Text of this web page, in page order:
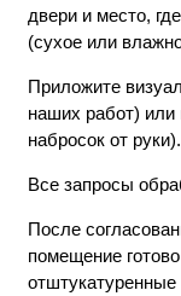
двери и место,
(сухое или
Приложите
наших работ) или
набросок от руки).
Все запросы
После
помещение